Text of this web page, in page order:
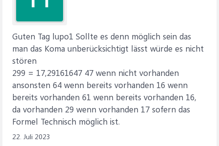
Guten Tag lupo1 Sollte es denn möglich sein das
man das Koma unberücksichtigt lässt würde es nicht
stören
299 = 17,29161647 47 wenn nicht vorhanden
ansonsten 64 wenn bereits vorhanden 16 wenn
bereits vorhanden 61 wenn bereits vorhanden 16,
da vorhanden 29 wenn vorhanden 17 sofern das
Formel Technisch möglich ist.
22. Juli 2023